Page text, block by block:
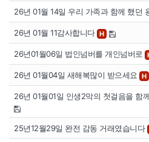
26년 01월 14일 우리 가족과 함께 했던
26년 01월 11감사합니다 H
26년01월06일 법인넘버를 개인넘버로
26년 01월04일 새해복많이 받으세요 H
26년 01월01일 인생2막의 첫걸음을 함
25년12월29일 완전 감동 거래였습니다